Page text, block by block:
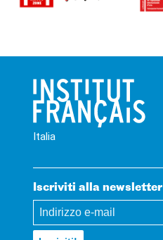
Italia
Iscriviti alla newsletter